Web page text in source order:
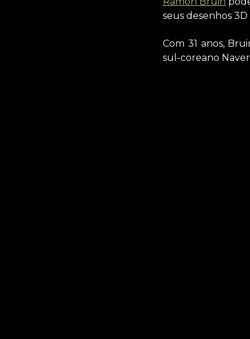
seus desenhos
Com 31 anos,
sul-coreano